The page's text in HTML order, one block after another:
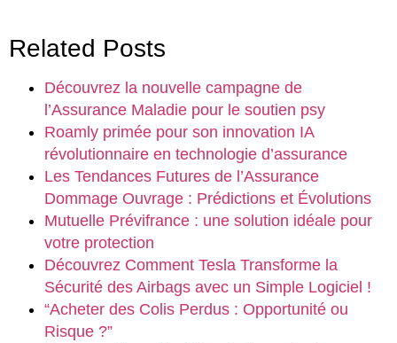
Related Posts
Découvrez la nouvelle campagne de
l’Assurance Maladie pour le soutien psy
Roamly primée pour son innovation IA
révolutionnaire en technologie d’assurance
Les Tendances Futures de l’Assurance
Dommage Ouvrage : Prédictions et Évolutions
Mutuelle Prévifrance : une solution idéale pour
votre protection
Découvrez Comment Tesla Transforme la
Sécurité des Airbags avec un Simple Logiciel !
“Acheter des Colis Perdus : Opportunité ou
Risque ?”